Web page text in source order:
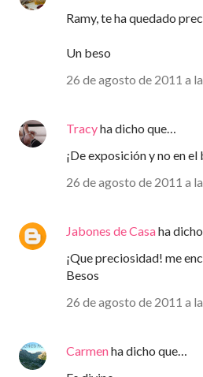
Ramy, te ha quedado
Un beso
26 de agosto de 2011 a
Tracyha dicho que…
¡De exposición y no en el
26 de agosto de 2011 a
Jabones de Casaha
¡Que preciosidad! me
Besos
26 de agosto de 2011 a
Carmenha dicho que…